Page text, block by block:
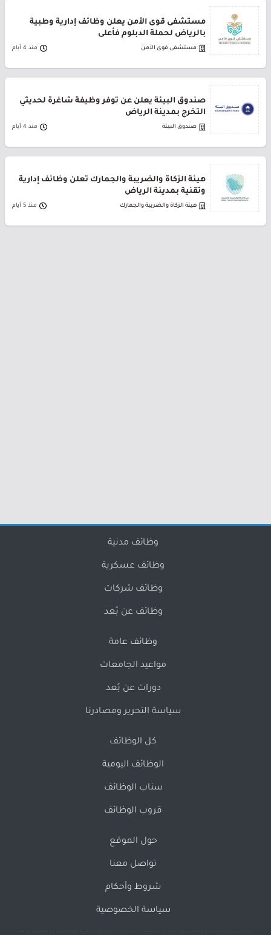
مستشفى قوى الأمن يعلن وظائف إدارية وطبية
بالرياض لحملة الدبلوم فأعلى
مستشفى قوى الأمن منذ 4 أيام
صندوق البيئة يعلن عن توفر وظيفة شاغرة لحديثي
التخرج بمدينة الرياض
صندوق البيئة منذ 4 أيام
هيئة الزكاة والضريبة والجمارك تعلن وظائف إدارية
وتقنية بمدينة الرياض
هيئة الزكاة والضريبة والجمارك منذ 5 أيام
وظائف مدنية
وظائف عسكرية
وظائف شركات
وظائف عن بُعد
وظائف عامة
مواعيد الجامعات
دورات عن بُعد
سياسة التحرير ومصادرنا
كل الوظائف
الوظائف اليومية
سناب الوظائف
قروب الوظائف
حول الموقع
تواصل معنا
شروط وأحكام
سياسة الخصوصية